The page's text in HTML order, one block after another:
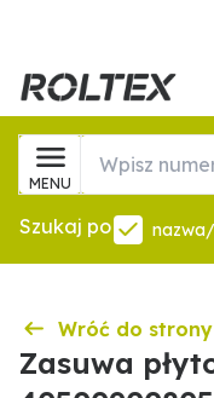
MENU
Szukaj po
Wróć do strony
Zasuwa